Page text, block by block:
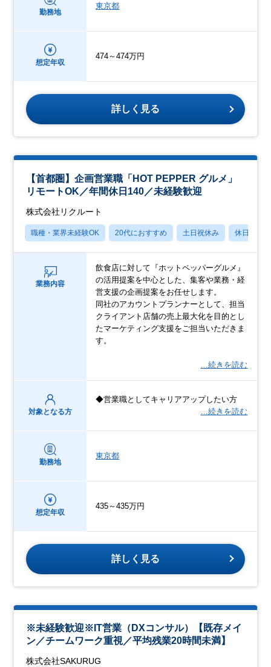
勤務地
東京都
想定年収
474～474万円
詳しく見る
【首都圏】企画営業職「HOT PEPPER グルメ」
リモートOK／年間休日140／未経験歓迎
株式会社リクルート
職種・業界未経験OK 20代におすすめ 土日祝休み 休日120日
業務内容
飲食店に対して『ホットペッパーグルメ』
の活用提案を中心とした、集客や業務・経
営支援の企画提案をお任せします。
同社のアカウントプランナーとして、担当
クライアント店舗の売上最大化を目的とし
たマーケティング支援をご担当いただきま
す。
…続きを読む
対象となる方
◆営業職としてキャリアアップしたい方
…続きを読む
勤務地
東京都
想定年収
435～435万円
詳しく見る
※未経験歓迎※IT営業（DXコンサル）【既存メイ
ン／チームワーク重視／平均残業20時間未満】
株式会社SAKURUG